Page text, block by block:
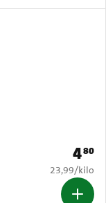
Prijs:
480
€ 23,99 per
23,99/kilo